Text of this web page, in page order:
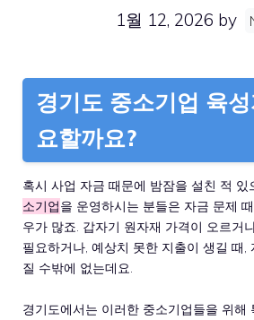
1월 12, 2026 by
경기도 중소기업 육
요할까요?
혹시 사업 자금 때문에 밤잠을 설친 적 있
소기업을 운영하시는 분들은 자금 문제
우가 많죠. 갑자기 원자재 가격이 오르거
필요하거나, 예상치 못한 지출이 생길 때,
질 수밖에 없는데요.
경기도에서는 이러한 중소기업들을 위해